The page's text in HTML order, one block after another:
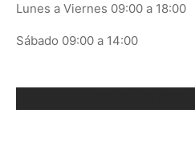
Lunes a Viernes 09:00 a 18:00
Sábado 09:00 a 14:00